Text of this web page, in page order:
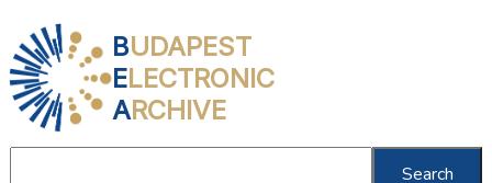
BUDAPEST
ELECTRONIC
ARCHIVE
Search